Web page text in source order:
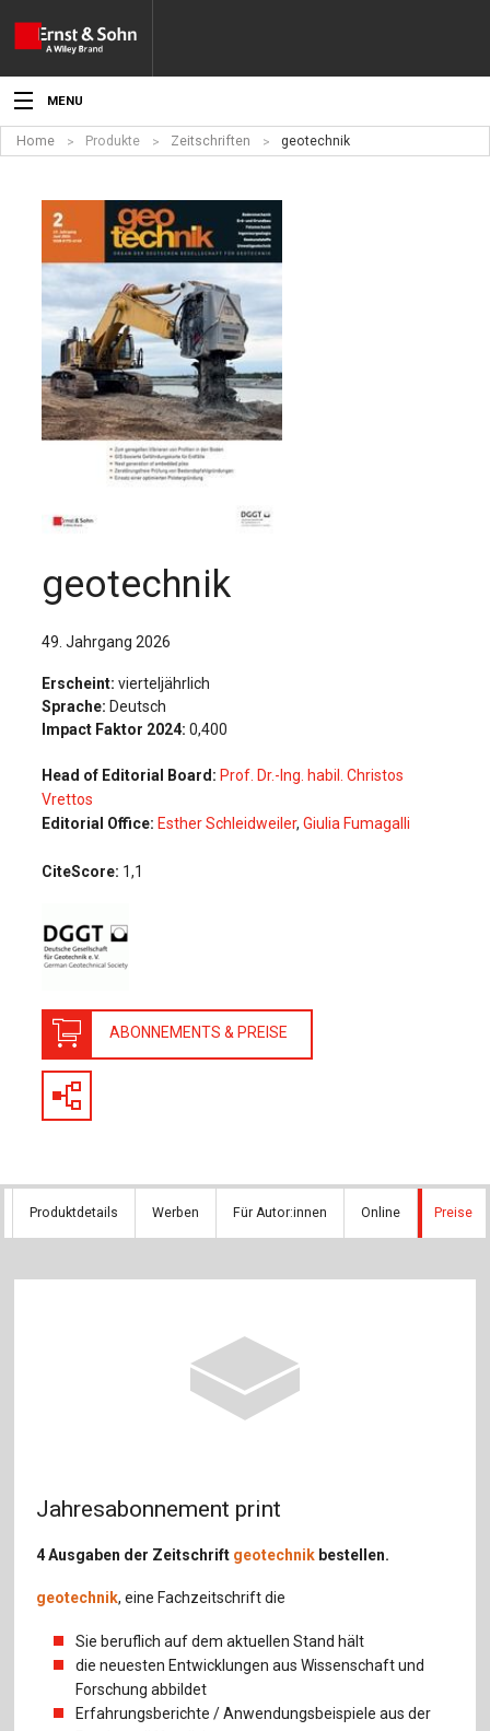
MENU
Aktuelles
Veranstaltungen
Angebote
Fachgebiete
Produkte
Werben
Service
Sprache / Language: DE
Home Produkte Zeitschriften geotechnik
geotechnik
49. Jahrgang 2026
Erscheint: vierteljährlich
Sprache: Deutsch
Impact Faktor 2024: 0,400
Head of Editorial Board: Prof. Dr.-Ing. habil. Christos
Vrettos
Editorial Office: Esther Schleidweiler, Giulia Fumagalli
CiteScore: 1,1
ABONNEMENTS & PREISE
Produktdetails Werben Für Autor:innen Online Preise
Jahresabonnement print
4 Ausgaben der Zeitschrift geotechnik bestellen.
geotechnik, eine Fachzeitschrift die
Sie beruflich auf dem aktuellen Stand hält
die neuesten Entwicklungen aus Wissenschaft und
Forschung abbildet
Erfahrungsberichte / Anwendungsbeispiele aus der